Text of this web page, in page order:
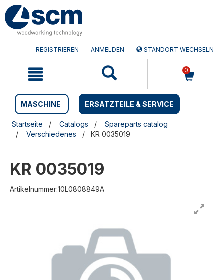
Zum
Inhalt
springen
Zum
Navigationsmen�
springen
REGISTRIEREN ANMELDEN STANDORT WECHSELN
0
MASCHINE ERSATZTEILE & SERVICE
Startseite Catalogs
Spareparts catalog
Verschiedenes
KR 0035019
KR 0035019
Artikelnummer:10L0808849A